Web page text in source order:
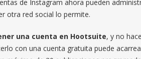
de Instagram ahora pueden
otra red social lo permite.
una cuenta en Hootsuite, y no
con una cuenta gratuita puede